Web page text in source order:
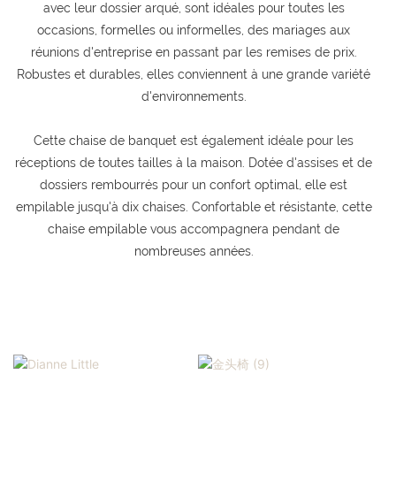
avec leur dossier arqué, sont idéales pour toutes les
occasions, formelles ou informelles, des mariages aux
réunions d'entreprise en passant par les remises de prix.
Robustes et durables, elles conviennent à une grande variété
d'environnements.
Cette chaise de banquet est également idéale pour les
réceptions de toutes tailles à la maison. Dotée d'assises et de
dossiers rembourrés pour un confort optimal, elle est
empilable jusqu'à dix chaises. Confortable et résistante, cette
chaise empilable vous accompagnera pendant de
nombreuses années.